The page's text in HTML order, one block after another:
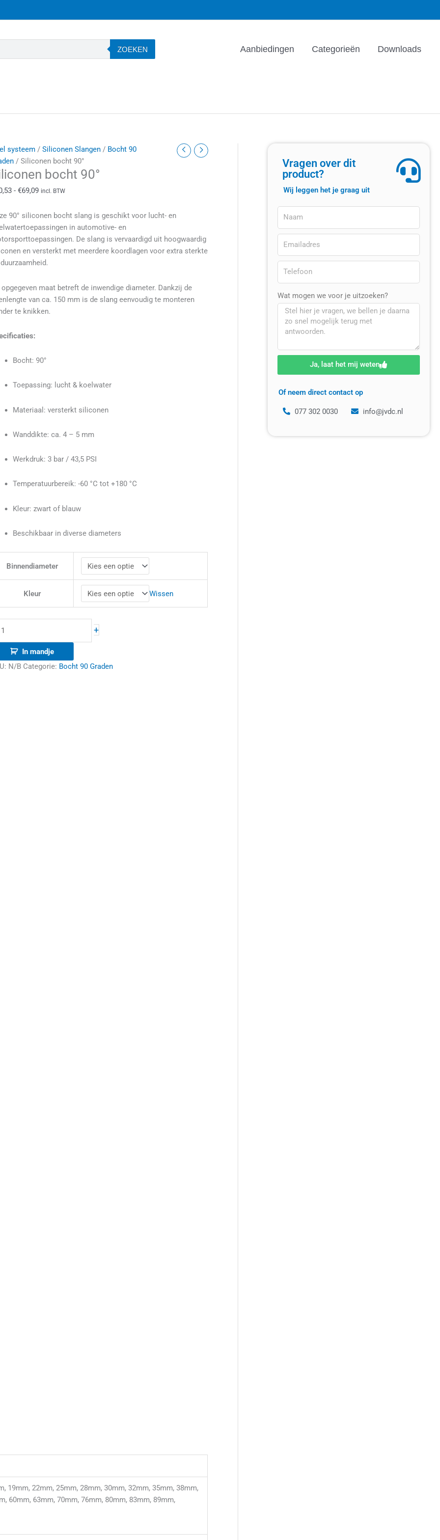
ZOEKEN Aanbiedingen Categorieën Downloads
systeem/ Siliconen Slangen/ Bocht 90
/ Siliconen bocht 90°
bocht 90°
- €69,09
Prijsklasse:
€10,53
tot
incl. BTW
90° siliconen bocht slang is geschikt voor lucht- en
in automotive- en
De slang is vervaardigd uit hoogwaardig
en versterkt met meerdere koordlagen voor extra sterkte
opgegeven maat betreft de inwendige diameter. Dankzij de
van ca. 150 mm is de slang eenvoudig te monteren
te knikken.
Bocht: 90°
Toepassing: lucht & koelwater
Materiaal: versterkt siliconen
Wanddikte: ca. 4 – 5 mm
Werkdruk: 3 bar / 43,5 PSI
Temperatuurbereik: -60 °C tot +180 °C
Kleur: zwart of blauw
Beschikbaar in diverse diameters
Binnendiameter
Kleur Wissen
+
In mandje
N/B Categorie: Bocht 90 Graden
19mm, 22mm, 25mm, 28mm, 30mm, 32mm, 35mm, 38mm,
60mm, 63mm, 70mm, 76mm, 80mm, 83mm, 89mm,
Vragen over dit
product?
Wij leggen het je graag uit
Wat mogen we voor je uitzoeken?
Ja, laat het mij weten
Of neem direct contact op
077 302 0030 info@jvdc.nl